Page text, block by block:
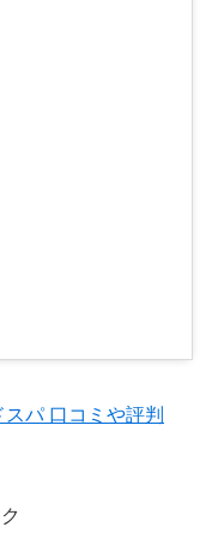
パ 口コミや評判